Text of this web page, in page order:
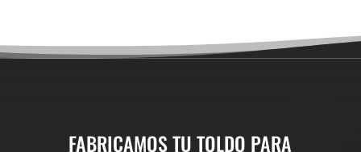
FABRICAMOS TU TOLDO PARA